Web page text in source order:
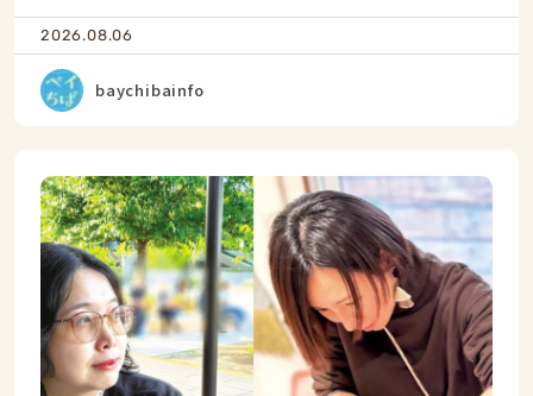
2026.08.06
baychibainfo